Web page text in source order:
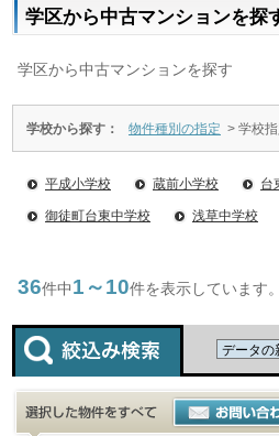
学区から中古マンションを探
学区から中古マンションを探す
学校から探す： 物件種別の指定 > 学校
平成小学校 蔵前小学校 台
御徒町台東中学校 浅草中学校
36件中1～10件を表示しています